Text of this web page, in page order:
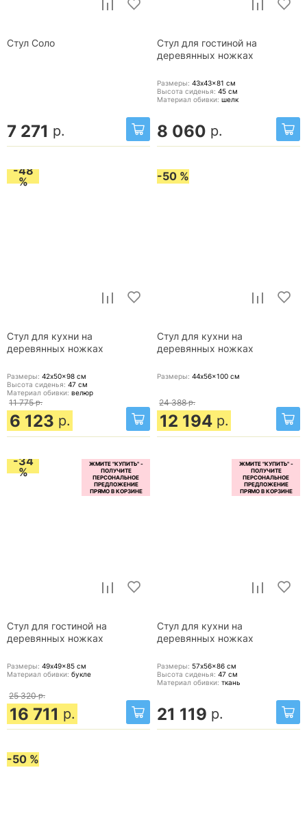
Стул Соло
7 271 р.
Стул для гостиной на
деревянных ножках
Размеры: 43x43x81 см
Высота сиденья: 45 см
Материал обивки: шелк
8 060 р.
-48
%
Стул для кухни на
деревянных ножках
Размеры: 42x50x98 см
Высота сиденья: 47 см
Материал обивки: велюр
11 775 р.
6 123 р.
-50 %
Стул для кухни на
деревянных ножках
Размеры: 44x56x100 см
24 388 р.
12 194 р.
-34
%
Стул для гостиной на
деревянных ножках
Размеры: 49x49x85 см
Материал обивки: букле
25 320 р.
16 711 р.
Стул для кухни на
деревянных ножках
Размеры: 57x56x86 см
Высота сиденья: 47 см
Материал обивки: ткань
21 119 р.
-50 %